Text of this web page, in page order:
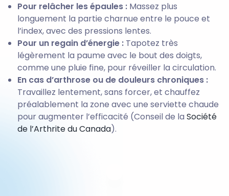
Pour relâcher les épaules :Massez plus
longuement la partie charnue entre le pouce et
l’index, avec des pressions lentes.
Pour un regain d’énergie :Tapotez très
légèrement la paume avec le bout des doigts,
comme une pluie fine, pour réveiller la circulation.
En cas d’arthrose ou de douleurs chroniques :
Travaillez lentement, sans forcer, et chauffez
préalablement la zone avec une serviette chaude
pour augmenter l’efficacité (Conseil de la Société
de l’Arthrite du Canada).